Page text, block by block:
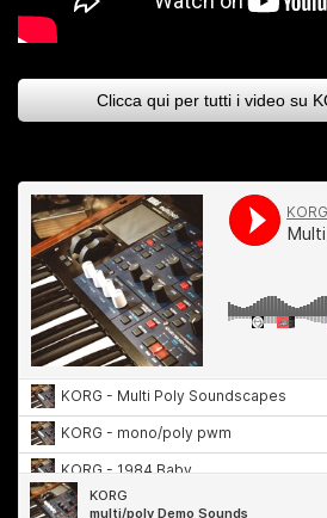
Clicca qui per tutti i video su